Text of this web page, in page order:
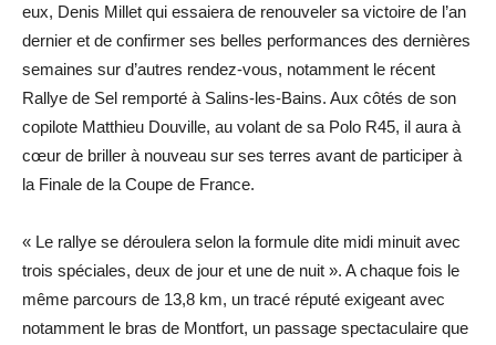
eux, Denis Millet qui essaiera de renouveler sa victoire de l’an
dernier et de confirmer ses belles performances des dernières
semaines sur d’autres rendez-vous, notamment le récent
Rallye de Sel remporté à Salins-les-Bains. Aux côtés de son
copilote Matthieu Douville, au volant de sa Polo R45, il aura à
cœur de briller à nouveau sur ses terres avant de participer à
la Finale de la Coupe de France.
« Le rallye se déroulera selon la formule dite midi minuit avec
trois spéciales, deux de jour et une de nuit ». A chaque fois le
même parcours de 13,8 km, un tracé réputé exigeant avec
notamment le bras de Montfort, un passage spectaculaire que